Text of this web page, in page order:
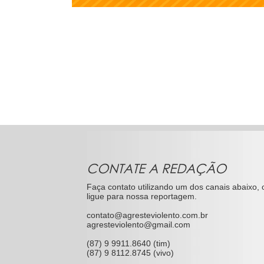
CONTATE A REDAÇÃO
Faça contato utilizando um dos canais abaixo,
ligue para nossa reportagem.
contato@agresteviolento.com.br
agresteviolento@gmail.com
(87) 9 9911.8640 (tim)
(87) 9 8112.8745 (vivo)